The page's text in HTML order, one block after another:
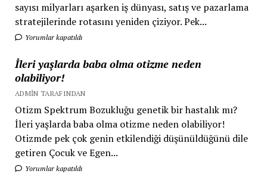
sayısı milyarları aşarken iş dünyası, satış ve pazarlama
stratejilerinde rotasını yeniden çiziyor. Pek...
Yorumlar kapatıldı
İleri yaşlarda baba olma otizme neden
olabiliyor!
ADMIN TARAFINDAN
Otizm Spektrum Bozukluğu genetik bir hastalık mı?
İleri yaşlarda baba olma otizme neden olabiliyor!
Otizmde pek çok genin etkilendiği düşünüldüğünü dile
getiren Çocuk ve Egen...
Yorumlar kapatıldı